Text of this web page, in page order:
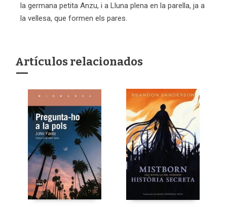
la germana petita Anzu, i a Lluna plena en la parella, ja a
la vellesa, que formen els pares.
Artículos relacionados